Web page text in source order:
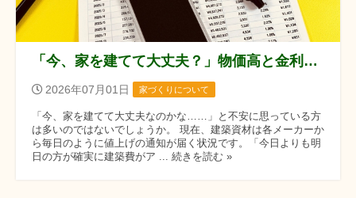
「今、家を建てて大丈夫？」物価高と金利上昇に負けない、これからの家づくり
2026年07月01日 家づくりについて
「今、家を建てて大丈夫なのかな……」と不安に思っている方
は多いのではないでしょうか。 現在、建築資材は各メーカーか
ら毎日のように値上げの通知が届く状況です。「今日よりも明
日の方が確実に建築費がア ... 続きを読む »